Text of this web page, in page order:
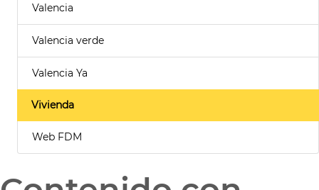
Valencia
Valencia verde
Valencia Ya
Vivienda
Web FDM